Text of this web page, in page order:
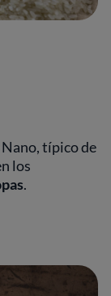
típico de
los
.